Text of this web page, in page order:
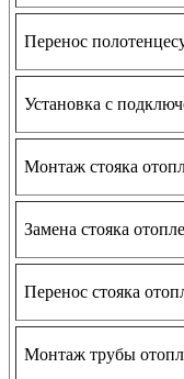
Перенос
Установка с
Монтаж стояка
Замена стояка
Перенос стояка
Монтаж трубы